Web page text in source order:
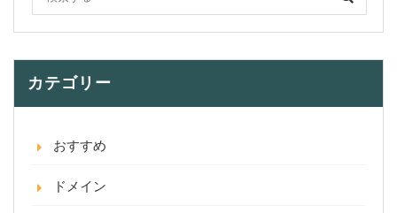
カテゴリー
おすすめ
ドメイン